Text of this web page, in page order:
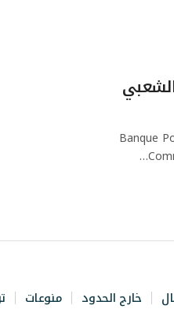
البنك الشعبي
Banque
خارج الحدود منوعات